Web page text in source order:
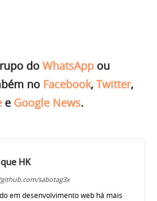
do WhatsApp ou
no Facebook, Twitter,
e Google News.
HK
sabotag3x
em desenvolvimento web há mais